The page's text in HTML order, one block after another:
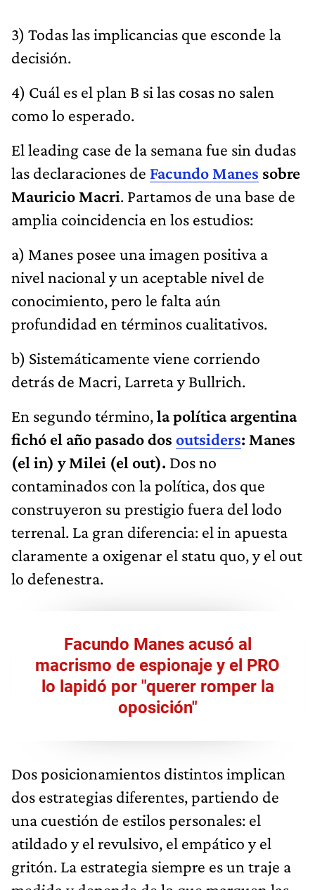
3) Todas las implicancias que esconde la
decisión.
4) Cuál es el plan B si las cosas no salen
como lo esperado.
El leading case de la semana fue sin dudas
las declaraciones de Facundo Manes sobre
Mauricio Macri. Partamos de una base de
amplia coincidencia en los estudios:
a) Manes posee una imagen positiva a
nivel nacional y un aceptable nivel de
conocimiento, pero le falta aún
profundidad en términos cualitativos.
b) Sistemáticamente viene corriendo
detrás de Macri, Larreta y Bullrich.
En segundo término,la política argentina
fichó el año pasado dos outsiders: Manes
(el in) y Milei (el out). Dos no
contaminados con la política, dos que
construyeron su prestigio fuera del lodo
terrenal. La gran diferencia: el in apuesta
claramente a oxigenar el statu quo, y el out
lo defenestra.
Facundo Manes acusó al
macrismo de espionaje y el PRO
lo lapidó por "querer romper la
oposición"
Dos posicionamientos distintos implican
dos estrategias diferentes, partiendo de
una cuestión de estilos personales: el
atildado y el revulsivo, el empático y el
gritón. La estrategia siempre es un traje a